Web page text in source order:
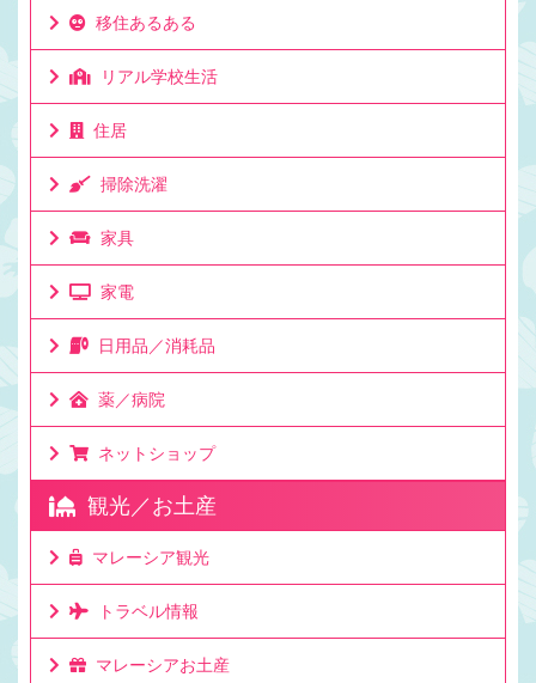
移住あるある
リアル学校生活
住居
掃除洗濯
家具
家電
日用品／消耗品
薬／病院
ネットショップ
観光／お土産
マレーシア観光
トラベル情報
マレーシアお土産